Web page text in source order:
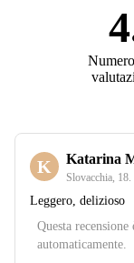
K Katarina
Slovacchia 18.
Leggero, delizioso
Questa recensione
automaticamente.